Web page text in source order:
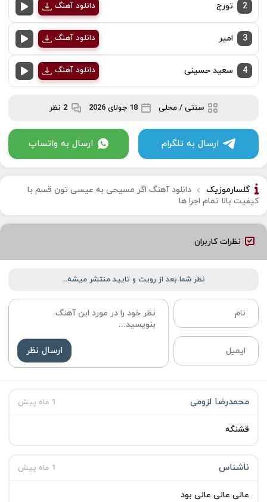
2 تورج دانلود آهنگ
3 امیر دانلود آهنگ
4 سعید حسینی دانلود آهنگ
سنتی / محلی 18 جولای 2026 2 نظر
ارسال به تلگرام ارسال به واتساپ
گلسارموزیک
دانلود آهنگ اگر مسیحی به عیسی تون قسم با
کیفیت بالا تمام اجرا ها
نظرات کاربران
نظر شما بعد از رویت و تایید منتشر میشه...
ارسال نظر
محمدرضا لزومی 1 ماه پیش
قشنگه
ناشناس 1 ماه پیش
عالی عالی عالی بود